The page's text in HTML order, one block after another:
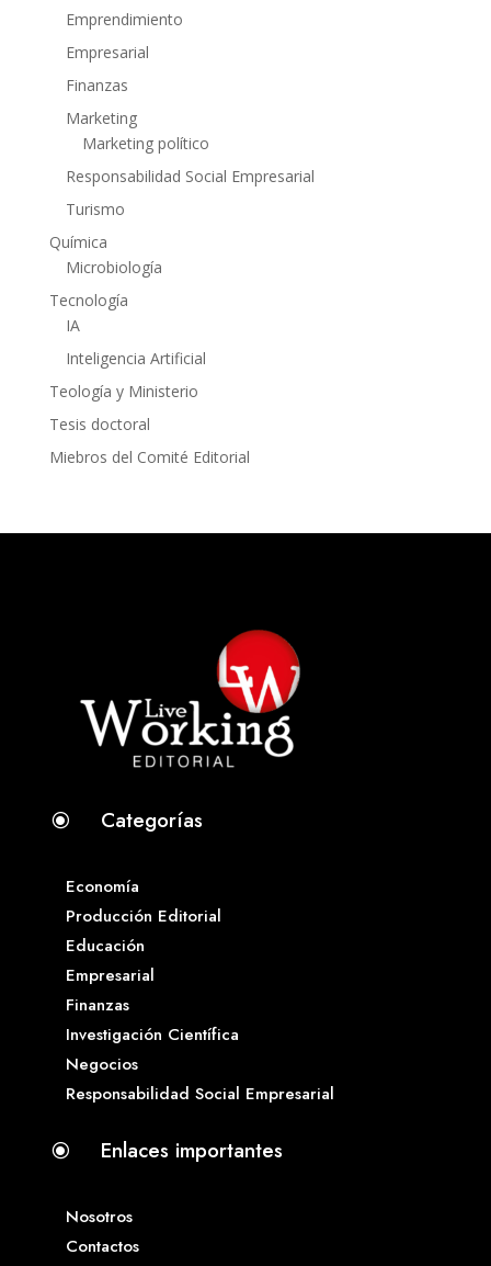
Emprendimiento
Empresarial
Finanzas
Marketing
Marketing político
Responsabilidad Social Empresarial
Turismo
Química
Microbiología
Tecnología
IA
Inteligencia Artificial
Teología y Ministerio
Tesis doctoral
Miebros del Comité Editorial
\ Categorías
Economía
Producción Editorial
Educación
Empresarial
Finanzas
Investigación Científica
Negocios
Responsabilidad Social Empresarial
\ Enlaces importantes
Nosotros
Contactos